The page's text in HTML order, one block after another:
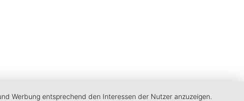
Werbung entsprechend den Interessen der Nutzer anzuzeigen.